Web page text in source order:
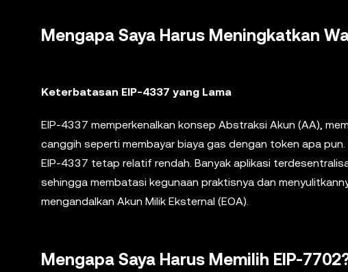
Mengapa Saya Harus Meningkatkan
Keterbatasan EIP-4337 yang Lama
EIP-4337 memperkenalkan konsep Abstraksi Akun (AA),
canggih seperti membayar biaya gas dengan token apa
EIP-4337 tetap relatif rendah. Banyak aplikasi
sehingga membatasi kegunaan praktisnya dan
mengandalkan Akun Milik Eksternal (EOA).
Mengapa Saya Harus Memilih EIP-